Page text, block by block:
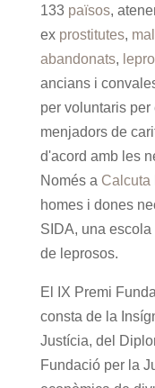
133 països,
ex prostitutes,
abandonats,
ancians i
per voluntaris
menjadors de
d'acord amb les
Només a Calcuta
homes i dones
SIDA, una
de leprosos.
El IX Premi
consta de la
Justícia, del
Fundació per la